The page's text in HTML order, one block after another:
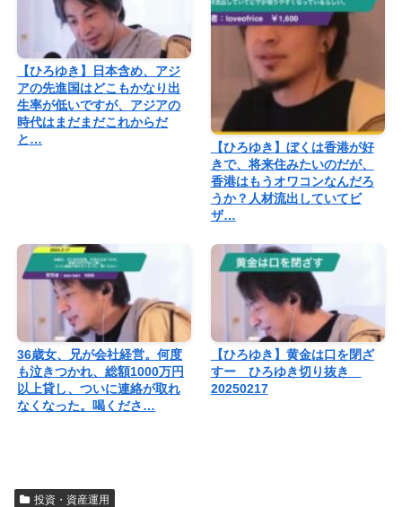
【ひろゆき】日本含め、アジ
アの先進国はどこもかなり出
生率が低いですが、アジアの
時代はまだまだこれからだ
と…
【ひろゆき】ぼくは香港が好
きで、将来住みたいのだが、
香港はもうオワコンなんだろ
うか？人材流出していてビ
ザ…
36歳女、兄が会社経営。何度
も泣きつかれ、総額1000万円
以上貸し、ついに連絡が取れ
なくなった。喝くださ…
【ひろゆき】黄金は口を閉ざ
すー ひろゆき切り抜き
20250217
投資・資産運用